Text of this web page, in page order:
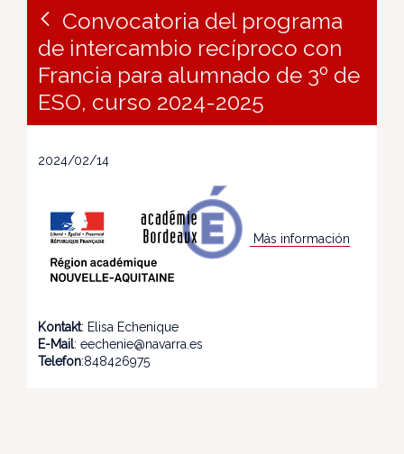
Convocatoria del programa
de intercambio recíproco con
Francia para alumnado de 3º de
ESO, curso 2024-2025
2024/02/14
Más información
Kontakt: Elisa Echenique
E-Mail: eechenie@navarra.es
Telefon:848426975